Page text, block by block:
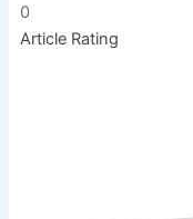
0
Article Rating